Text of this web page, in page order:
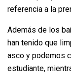
referencia a la
Además de los
han tenido que
asco y podemos
estudiante,